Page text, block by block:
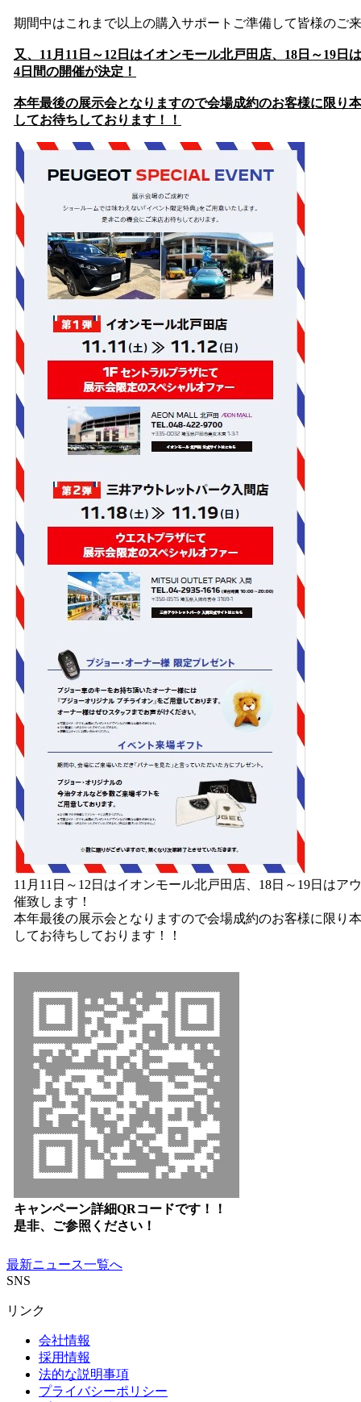
期間中はこれまで以上の購入サポートご準備して皆様のご
又、11月11日～12日はイオンモール北戸田店、18日～19日
4日間の開催が決定！
本年最後の展示会となりますので会場成約のお客様に限り
してお待ちしております！！
11月11日～12日はイオンモール北戸田店、18日～19日はア
催致します！
本年最後の展示会となりますので会場成約のお客様に限り
してお待ちしております！！
キャンペーン詳細QRコードです！！
是非、ご参照ください！
最新ニュース一覧へ
SNS
リンク
会社情報
採用情報
法的な説明事項
プライバシーポリシー